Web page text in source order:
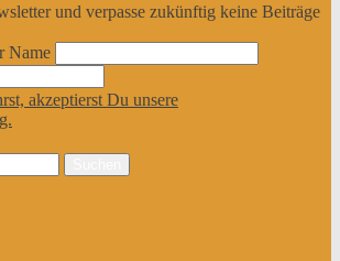
und verpasse zukünftig keine Beiträge
Name
akzeptierst Du unsere